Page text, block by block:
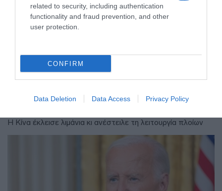
related to security, including authentication
functionality and fraud prevention, and other
user protection.
CONFIRM
Data Deletion Data Access Privacy Policy
Ιαπωνία: Ο τυφώνας Dolphin χτύπησε
την Οκινάουα – Ακυρώσεις πτήσεων,
κτίρια χωρίς ρεύμα (βίντεο)
Η Κίνα έκλεισε λιμάνια κι ανέστειλε τη λειτουργία πλοίων